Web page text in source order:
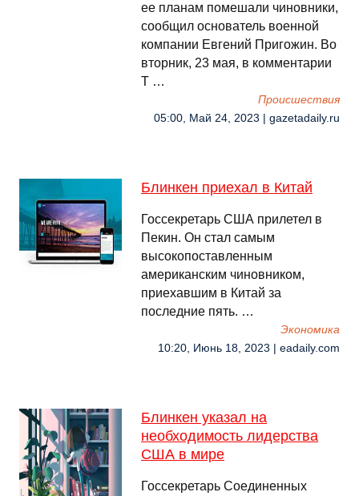
ее планам помешали чиновники,
сообщил основатель военной
компании Евгений Пригожин. Во
вторник, 23 мая, в комментарии
T …
Происшествия
05:00, Май 24, 2023 | gazetadaily.ru
Блинкен приехал в Китай
Госсекретарь США прилетел в
Пекин. Он стал самым
высокопоставленным
американским чиновником,
приехавшим в Китай за
последние пять. …
Экономика
10:20, Июнь 18, 2023 | eadaily.com
Блинкен указал на
необходимость лидерства
США в мире
Госсекретарь Соединенных